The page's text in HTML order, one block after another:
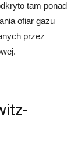
tam ponad
ofiar gazu
przez